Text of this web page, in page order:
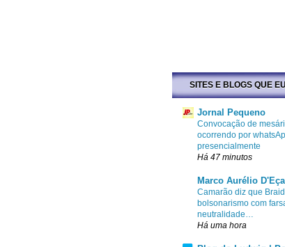
SITES E BLOGS QUE
Jornal Pequeno
Convocação de
ocorrendo por
presencialmente
Há 47 minutos
Marco Aurélio D'Eça
Camarão diz que
bolsonarismo com
neutralidade…
Há uma hora